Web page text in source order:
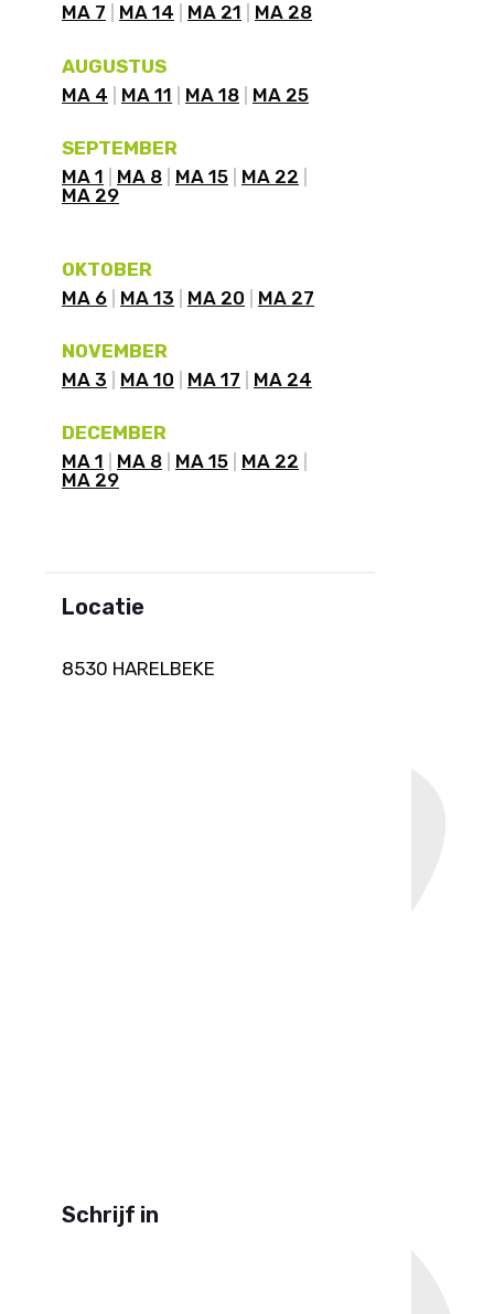
MA 7
MA 14 MA 21 MA 28
AUGUSTUS
MA 4
MA 11 MA 18 MA 25
SEPTEMBER
MA 1
MA 8 MA 15
MA 22
MA 29
OKTOBER
MA 6
MA 13 MA 20 MA 27
NOVEMBER
MA 3
MA 10 MA 17 MA 24
DECEMBER
MA 1
MA 8 MA 15
MA 22
MA 29
Locatie
8530 HARELBEKE
Schrijf in